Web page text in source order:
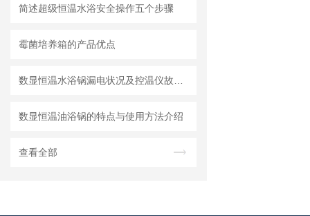
简述超级恒温水浴安全操作五个步骤
霉菌培养箱的产品优点
数显恒温油浴锅的特点与使用方法介绍
查看全部